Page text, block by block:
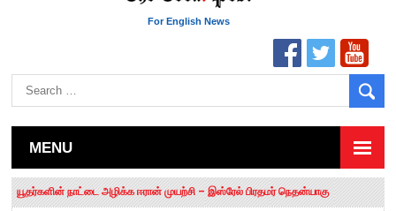
For English News
MENU
யூதர்களின் நாட்டை அழிக்க ஈரான் முயற்சி – இஸ்ரேல் பிரதமர் நெதன்யாகு